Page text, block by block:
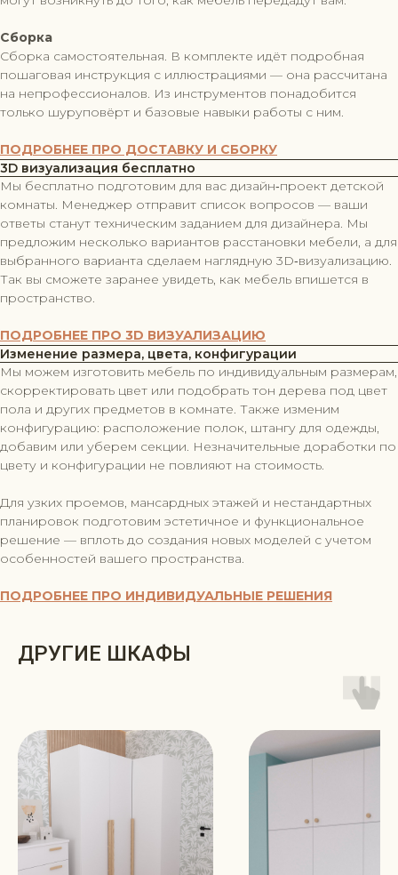
Сборка
Сборка самостоятельная. В комплекте идёт подробная
пошаговая инструкция с иллюстрациями — она рассчитана
на непрофессионалов. Из инструментов понадобится
только шуруповёрт и базовые навыки работы с ним.
ПОДРОБНЕЕ ПРО ДОСТАВКУ И СБОРКУ
3D визуализация бесплатно
Мы бесплатно подготовим для вас дизайн‑проект детской
комнаты. Менеджер отправит список вопросов — ваши
ответы станут техническим заданием для дизайнера. Мы
предложим несколько вариантов расстановки мебели, а для
выбранного варианта сделаем наглядную 3D‑визуализацию.
Так вы сможете заранее увидеть, как мебель впишется в
пространство.
ПОДРОБНЕЕ ПРО 3D ВИЗУАЛИЗАЦИЮ
Изменение размера, цвета, конфигурации
Мы можем изготовить мебель по индивидуальным размерам,
скорректировать цвет или подобрать тон дерева под цвет
пола и других предметов в комнате. Также изменим
конфигурацию: расположение полок, штангу для одежды,
добавим или уберем секции. Незначительные доработки по
цвету и конфигурации не повлияют на стоимость.
Для узких проемов, мансардных этажей и нестандартных
планировок подготовим эстетичное и функциональное
решение — вплоть до создания новых моделей с учетом
особенностей вашего пространства.
ПОДРОБНЕЕ ПРО ИНДИВИДУАЛЬНЫЕ РЕШЕНИЯ
ДРУГИЕ ШКАФЫ